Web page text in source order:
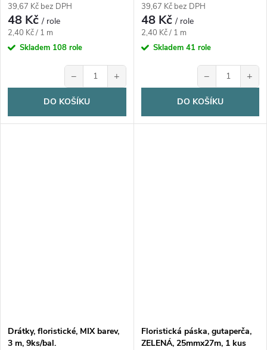
39,67 Kč bez DPH
48 Kč/ role
Měrná
cena:
2,40 Kč / 1 m
Skladem 108 role
− +
DO KOŠÍKU
39,67 Kč bez DPH
48 Kč/ role
Měrná
cena:
2,40 Kč / 1 m
Skladem 41 role
− +
DO KOŠÍKU
Drátky, floristické, MIX barev,
3 m, 9ks/bal.
Floristická páska, gutaperča,
ZELENÁ, 25mmx27m, 1 kus